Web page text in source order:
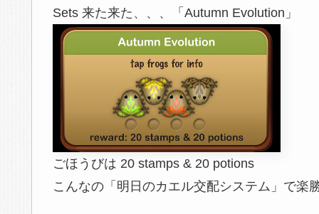
Sets 来た来た、、、「Autumn Evolution」
ごほうびは 20 stamps & 20 potions
こんなの「明日のカエル交配システム」で楽